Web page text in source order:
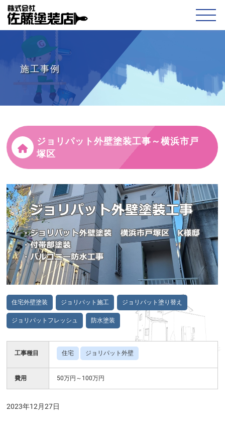
施工事例
ジョリパット外壁塗装工事～横浜市戸
塚区
住宅外壁塗装 ジョリパット施工 ジョリパット塗り替え
ジョリパットフレッシュ 防水塗装
工事種目 住宅 ジョリパット外壁
費用 50万円～100万円
2023年12月27日